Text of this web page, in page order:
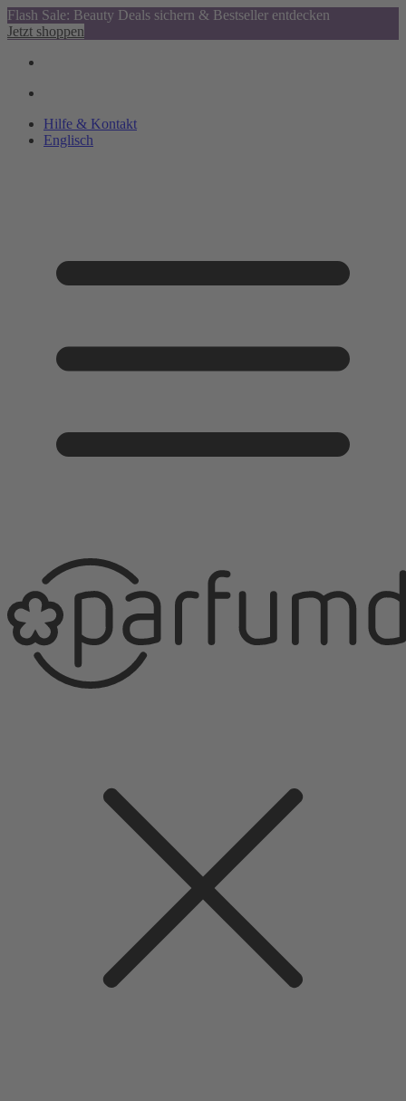
Flash Sale: Beauty Deals sichern & Bestseller entdecken
Jetzt shoppen
Hilfe & Kontakt
Englisch